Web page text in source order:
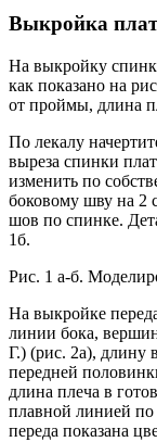
Выкройка
На выкройку
как показано на
от проймы, длина
По лекалу
выреза спинки
изменить по
боковому шву на 2
шов по спинке.
1б.
Рис. 1 а-б.
На выкройке
линии бока,
Г.) (рис. 2а), длину
передней
длина плеча в
плавной линией по
переда показана